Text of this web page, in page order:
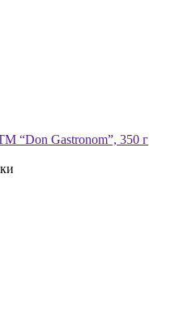
“Don Gastronom”, 350 г